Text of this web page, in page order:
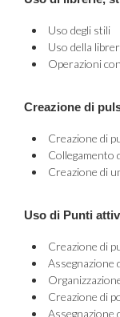
Uso degli stili
Uso della
Operazioni con
Creazione di
Creazione di
Collegamento
Creazione di
Uso di Punti
Creazione di
Assegnazione
Creazione di
Assegnazione